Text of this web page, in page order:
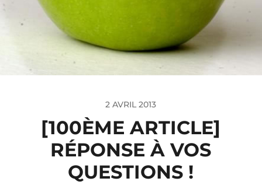
2 AVRIL 2013
[100ÈME ARTICLE]
RÉPONSE À VOS
QUESTIONS !